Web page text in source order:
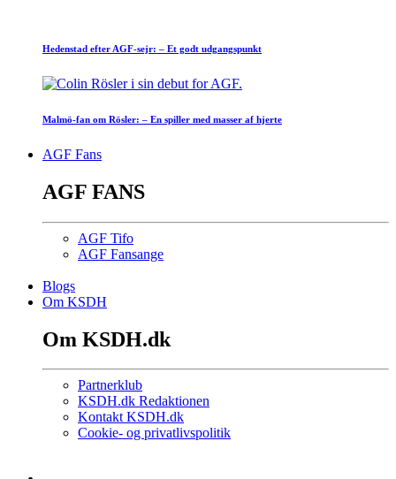
Hedenstad efter AGF-sejr: – Et godt udgangspunkt
Malmö-fan om Rösler: – En spiller med masser af hjerte
AGF Fans
AGF FANS
AGF Tifo
AGF Fansange
Blogs
Om KSDH
Om KSDH.dk
Partnerklub
KSDH.dk Redaktionen
Kontakt KSDH.dk
Cookie- og privatlivspolitik